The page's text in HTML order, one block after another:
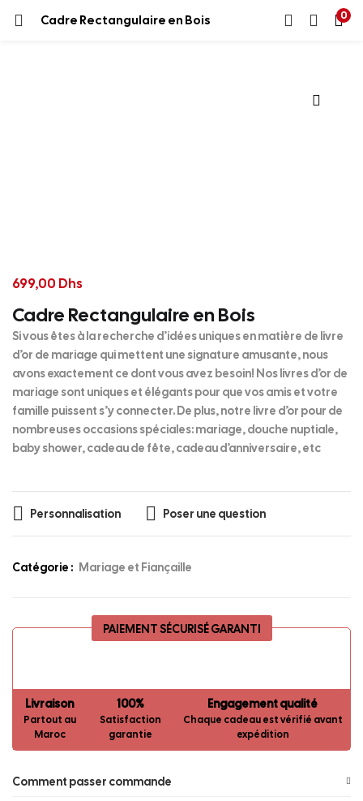
Cadre Rectangulaire en Bois 0
Cadre Rectangulaire en Bois
699,00 Dhs
Si vous êtes à la recherche d’idées uniques en matière de livre
d’or de mariage qui mettent une signature amusante, nous
avons exactement ce dont vous avez besoin! Nos livres d’or de
mariage sont uniques et élégants pour que vos amis et votre
famille puissent s’y connecter. De plus, notre livre d’or pour de
nombreuses occasions spéciales: mariage, douche nuptiale,
baby shower, cadeau de fête, cadeau d’anniversaire, etc
Personnalisation Poser une question
Catégorie : Mariage et Fiançaille
PAIEMENT SÉCURISÉ GARANTI
Livraison
Partout au
Maroc
100%
Satisfaction
garantie
Engagement qualité
Chaque cadeau est vérifié avant
expédition
Comment passer commande